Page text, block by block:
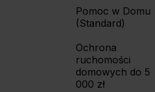
Pomoc w Domu
(Standard)
Ochrona
ruchomości
domowych do 5
000 zł